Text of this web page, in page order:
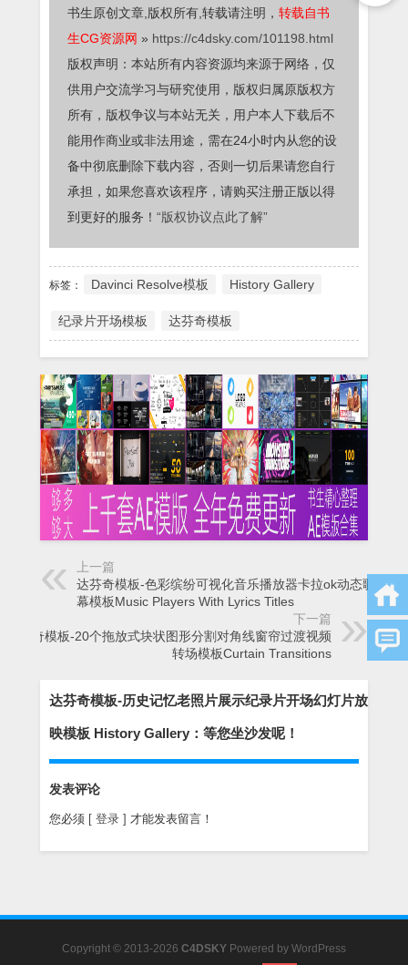
书生原创文章,版权所有,转载请注明， 转载自书
生CG资源网 » https://c4dsky.com/101198.html
版权声明：本站所有内容资源均来源于网络，仅
供用户交流学习与研究使用，版权归属原版权方
所有，版权争议与本站无关，用户本人下载后不
能用作商业或非法用途，需在24小时内从您的设
备中彻底删除下载内容，否则一切后果请您自行
承担，如果您喜欢该程序，请购买注册正版以得
到更好的服务！ “版权协议点此了解”
标签： Davinci Resolve模板 History Gallery
纪录片开场模板 达芬奇模板
上一篇
达芬奇模板-色彩缤纷可视化音乐播放器卡拉ok动态歌词字
幕模板Music Players With Lyrics Titles
下一篇
达芬奇模板-20个拖放式块状图形分割对角线窗帘过渡视频
转场模板Curtain Transitions
达芬奇模板-历史记忆老照片展示纪录片开场​​幻灯片放
映模板 History Gallery：等您坐沙发呢！
发表评论
您必须 [ 登录 ] 才能发表留言！
Copyright © 2013-2026 C4DSKY Powered by WordPress